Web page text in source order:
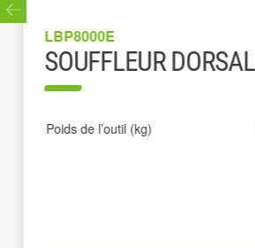
LBP8000E
SOUFFLEUR DORSAL
Poids de l’outil (kg)